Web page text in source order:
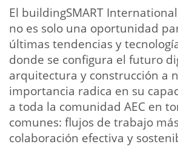
El buildingSMART
no es solo una oportunidad
últimas tendencias y
donde se configura el futuro
arquitectura y construcción a
importancia radica en su
a toda la comunidad AEC en
comunes: flujos de trabajo
colaboración efectiva y